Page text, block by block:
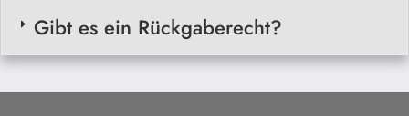
Gibt es ein Rückgaberecht?